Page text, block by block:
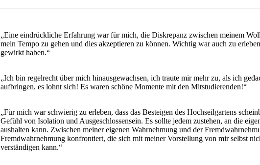
„Eine eindrückliche Erfahrung war für mich, die Diskrepanz zwischen meinem
mein Tempo zu gehen und dies akzeptieren zu können. Wichtig war auch zu
gewirkt haben.“
„Ich bin regelrecht über mich hinausgewachsen, ich traute mir mehr zu, als ich
aufbringen, es lohnt sich! Es waren schöne Momente mit den Mitstudierenden!“
„Für mich war schwierig zu erleben, dass das Besteigen des Hochseilgartens
Gefühl von Isolation und Ausgeschlossensein. Es sollte jedem zustehen, an die
aushalten kann. Zwischen meiner eigenen Wahrnehmung und der
Fremdwahrnehmung konfrontiert, die sich mit meiner Vorstellung von mir selbst
verständigen kann.“